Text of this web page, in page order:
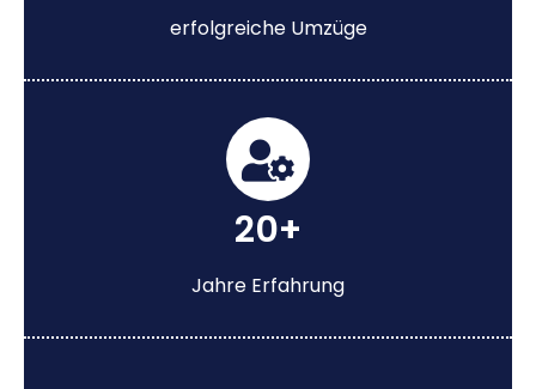
erfolgreiche Umzüge
20+
Jahre Erfahrung